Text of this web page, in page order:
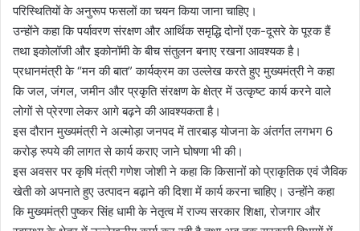
परिस्थितियों के अनुरूप फसलों का चयन किया जाना चाहिए।
उन्होंने कहा कि पर्यावरण संरक्षण और आर्थिक समृद्धि दोनों एक-दूसरे के पूरक हैं
तथा इकोलॉजी और इकोनॉमी के बीच संतुलन बनाए रखना आवश्यक है।
प्रधानमंत्री के “मन की बात” कार्यक्रम का उल्लेख करते हुए मुख्यमंत्री ने कहा
कि जल, जंगल, जमीन और प्रकृति संरक्षण के क्षेत्र में उत्कृष्ट कार्य करने वाले
लोगों से प्रेरणा लेकर आगे बढ़ने की आवश्यकता है।
इस दौरान मुख्यमंत्री ने अल्मोड़ा जनपद में तारबाड़ योजना के अंतर्गत लगभग 6
करोड़ रुपये की लागत से कार्य कराए जाने घोषणा भी की।
इस अवसर पर कृषि मंत्री गणेश जोशी ने कहा कि किसानों को प्राकृतिक एवं जैविक
खेती को अपनाते हुए उत्पादन बढ़ाने की दिशा में कार्य करना चाहिए। उन्होंने कहा
कि मुख्यमंत्री पुष्कर सिंह धामी के नेतृत्व में राज्य सरकार शिक्षा, रोजगार और